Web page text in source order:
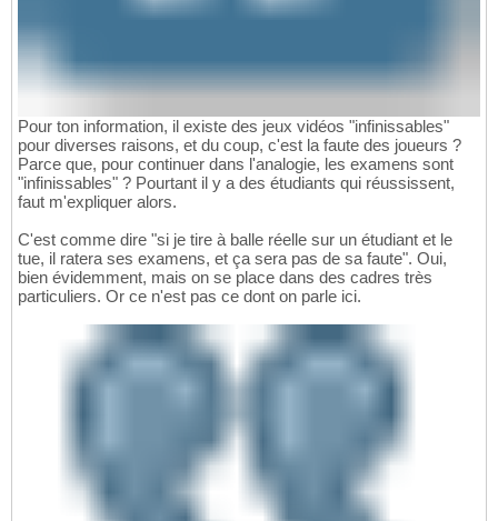
Pour ton information, il existe des jeux vidéos "infinissables"
pour diverses raisons, et du coup, c'est la faute des joueurs ?
Parce que, pour continuer dans l'analogie, les examens sont
"infinissables" ? Pourtant il y a des étudiants qui réussissent,
faut m'expliquer alors.
C'est comme dire "si je tire à balle réelle sur un étudiant et le
tue, il ratera ses examens, et ça sera pas de sa faute". Oui,
bien évidemment, mais on se place dans des cadres très
particuliers. Or ce n'est pas ce dont on parle ici.